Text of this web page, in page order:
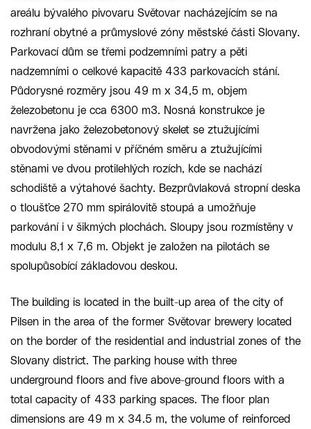
areálu bývalého pivovaru Světovar nacházejícím se na
rozhraní obytné a průmyslové zóny městské části Slovany.
Parkovací dům se třemi podzemními patry a pěti
nadzemními o celkové kapacitě 433 parkovacích stání.
Půdorysné rozměry jsou 49 m x 34,5 m, objem
železobetonu je cca 6300 m3. Nosná konstrukce je
navržena jako železobetonový skelet se ztužujícími
obvodovými stěnami v příčném směru a ztužujícími
stěnami ve dvou protilehlých rozích, kde se nachází
schodiště a výtahové šachty. Bezprůvlaková stropní deska
o tloušťce 270 mm spirálovitě stoupá a umožňuje
parkování i v šikmých plochách. Sloupy jsou rozmístěny v
modulu 8,1 x 7,6 m. Objekt je založen na pilotách se
spolupůsobící základovou deskou.
The building is located in the built-up area of the city of
Pilsen in the area of the former Světovar brewery located
on the border of the residential and industrial zones of the
Slovany district. The parking house with three
underground floors and five above-ground floors with a
total capacity of 433 parking spaces. The floor plan
dimensions are 49 m x 34.5 m, the volume of reinforced